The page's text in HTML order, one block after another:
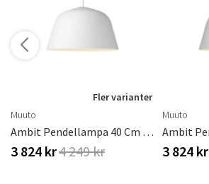
Fler varianter
Muuto
Ambit Pendellampa 40 Cm - White
3 824 kr4 249 kr
Muuto
3 824 kr